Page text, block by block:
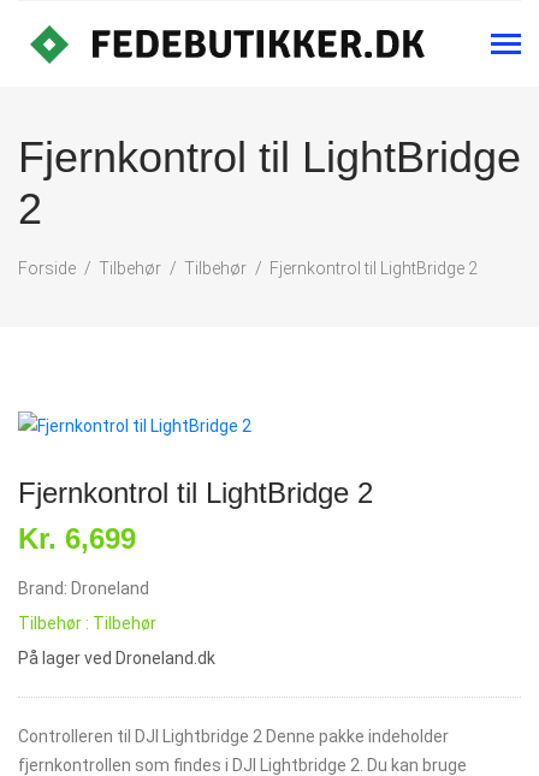
Fjernkontrol til LightBridge
2
Forside Tilbehør Tilbehør Fjernkontrol til LightBridge 2
Fjernkontrol til LightBridge 2
Kr. 6,699
Brand: Droneland
Tilbehør : Tilbehør
På lager ved Droneland.dk
Controlleren til DJI Lightbridge 2 Denne pakke indeholder
fjernkontrollen som findes i DJI Lightbridge 2. Du kan bruge